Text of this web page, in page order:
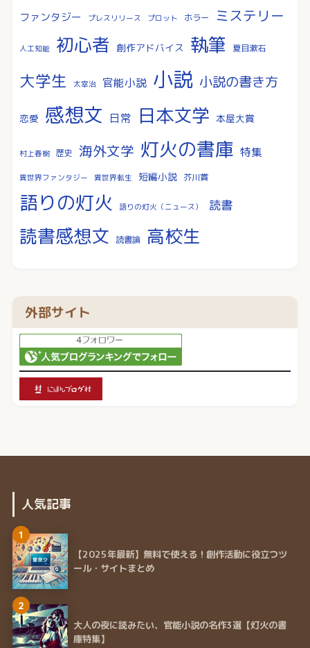
ファンタジー プレスリリース プロット ホラー ミステリー
人工知能 初心者 創作アドバイス 執筆 夏目漱石
大学生 太宰治 官能小説 小説 小説の書き方
恋愛 感想文 日常 日本文学 本屋大賞
村上春樹 歴史 海外文学 灯火の書庫 特集
異世界ファンタジー 異世界転生 短編小説 芥川賞
語りの灯火 語りの灯火（ニュース） 読書
読書感想文 読書論 高校生
外部サイト
人気記事
1
【2025年最新】無料で使える！創作活動に役立つツ
ール・サイトまとめ
2
大人の夜に読みたい、官能小説の名作3選【灯火の書
庫特集】